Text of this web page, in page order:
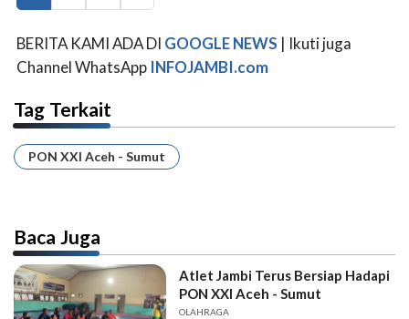
BERITA KAMI ADA DI GOOGLE NEWS | Ikuti juga
Channel WhatsApp INFOJAMBI.com
Tag Terkait
PON XXI Aceh - Sumut
Baca Juga
Atlet Jambi Terus Bersiap Hadapi
PON XXI Aceh - Sumut
OLAHRAGA